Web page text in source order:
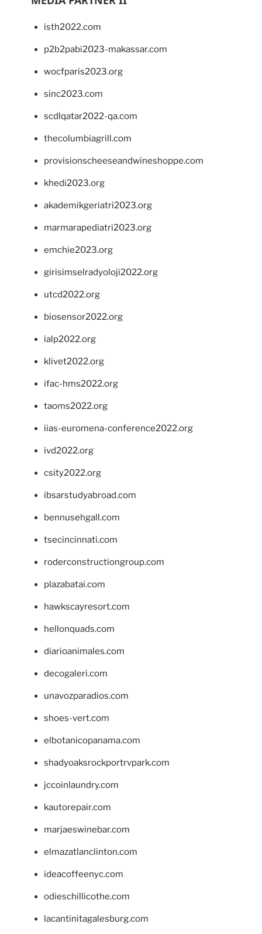
isth2022.com
p2b2pabi2023-makassar.com
wocfparis2023.org
sinc2023.com
scdlqatar2022-qa.com
thecolumbiagrill.com
provisionscheeseandwineshoppe.com
khedi2023.org
akademikgeriatri2023.org
marmarapediatri2023.org
emchie2023.org
girisimselradyoloji2022.org
utcd2022.org
biosensor2022.org
ialp2022.org
klivet2022.org
ifac-hms2022.org
taoms2022.org
iias-euromena-conference2022.org
ivd2022.org
csity2022.org
ibsarstudyabroad.com
bennusehgall.com
tsecincinnati.com
roderconstructiongroup.com
plazabatai.com
hawkscayresort.com
hellonquads.com
diarioanimales.com
decogaleri.com
unavozparadios.com
shoes-vert.com
elbotanicopanama.com
shadyoaksrockportrvpark.com
jccoinlaundry.com
kautorepair.com
marjaeswinebar.com
elmazatlanclinton.com
ideacoffeenyc.com
odieschillicothe.com
lacantinitagalesburg.com